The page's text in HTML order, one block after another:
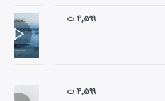
۴,۵۹۹ ت
۴,۵۹۹ ت